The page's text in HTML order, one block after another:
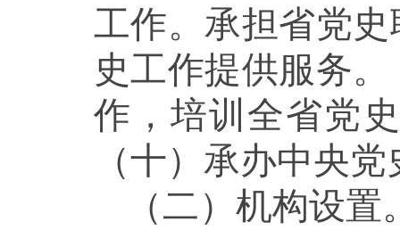
工作。承担省党
史工作提供服务
作，培训全省党
（十）承办中央
（二）机构设置